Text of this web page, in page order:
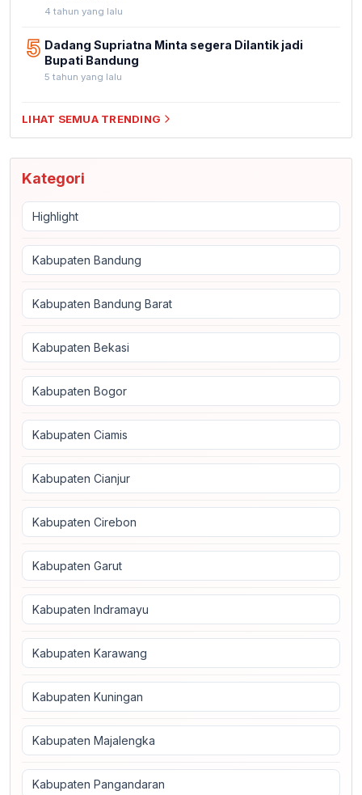
4 tahun yang lalu
5 Dadang Supriatna Minta segera Dilantik jadi
Bupati Bandung
5 tahun yang lalu
LIHAT SEMUA TRENDING
Kategori
Highlight
Kabupaten Bandung
Kabupaten Bandung Barat
Kabupaten Bekasi
Kabupaten Bogor
Kabupaten Ciamis
Kabupaten Cianjur
Kabupaten Cirebon
Kabupaten Garut
Kabupaten Indramayu
Kabupaten Karawang
Kabupaten Kuningan
Kabupaten Majalengka
Kabupaten Pangandaran